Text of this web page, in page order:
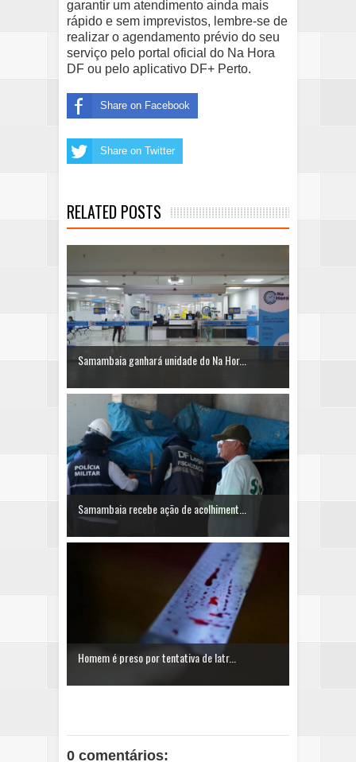
garantir um atendimento ainda mais
rápido e sem imprevistos, lembre-se de
realizar o agendamento prévio do seu
serviço pelo portal oficial do Na Hora
DF ou pelo aplicativo DF+ Perto.
Share on Facebook
Share on Twitter
RELATED POSTS
Samambaia ganhará unidade do Na Hor...
Samambaia recebe ação de acolhiment...
Homem é preso por tentativa de latr...
0 comentários: